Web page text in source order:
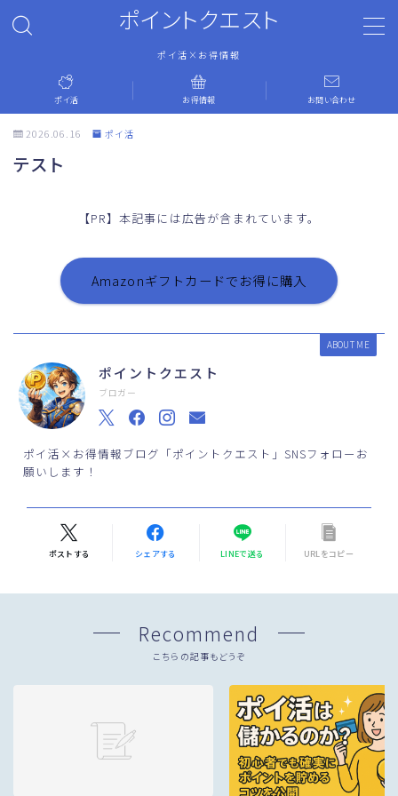
ポイントクエスト
ポイ活×お得情報
ポイ活
お問い合わせ
プライバシーポリシー
ポイ活 お得情報 お問い合わせ
2026.06.16 ポイ活
テスト
【PR】本記事には広告が含まれています。
Amazonギフトカードでお得に購入
ABOUT ME
ポイントクエスト
ブロガー
ポイ活×お得情報ブログ「ポイントクエスト」SNSフォローお
願いします！
ポストする シェアする LINEで送る URLをコピー
Recommend
こちらの記事もどうぞ